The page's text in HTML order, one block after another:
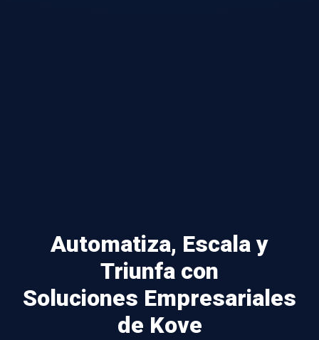
Automatiza, Escala y
Triunfa con
Soluciones Empresariales
de Kove